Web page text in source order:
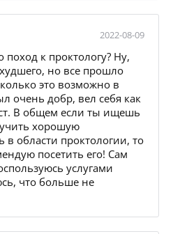
2022-08-09
поход к проктологу? Ну,
но все прошло
это возможно в
очень добр, вел себя как
В общем если ты ищешь
хорошую
области проктологии, то
посетить его! Сам
услугами
что больше не